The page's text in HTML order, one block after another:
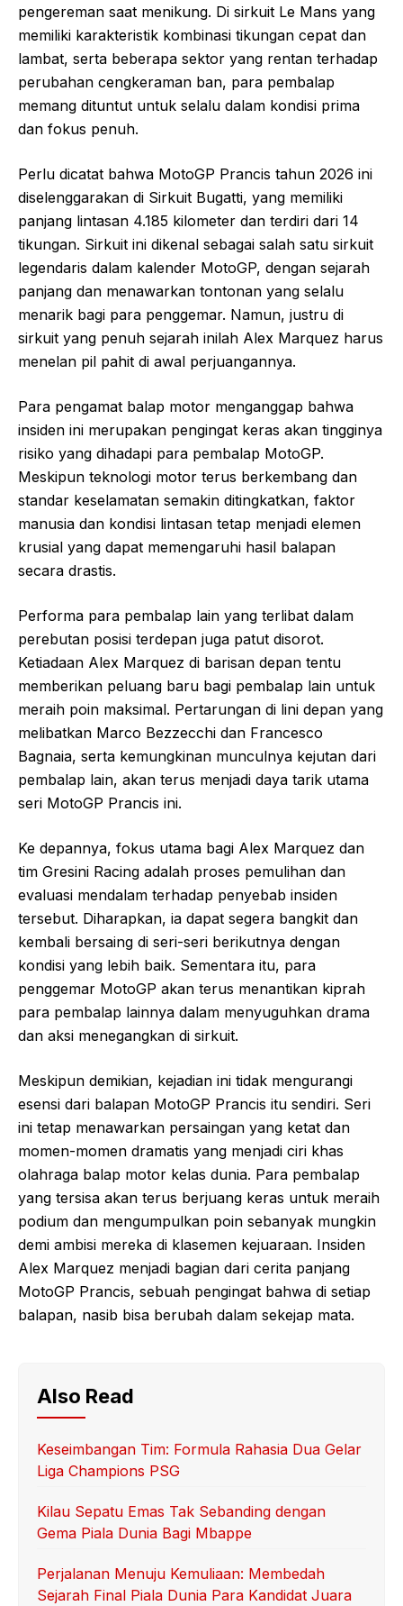
pengereman saat menikung. Di sirkuit Le Mans yang
memiliki karakteristik kombinasi tikungan cepat dan
lambat, serta beberapa sektor yang rentan terhadap
perubahan cengkeraman ban, para pembalap
memang dituntut untuk selalu dalam kondisi prima
dan fokus penuh.
Perlu dicatat bahwa MotoGP Prancis tahun 2026 ini
diselenggarakan di Sirkuit Bugatti, yang memiliki
panjang lintasan 4.185 kilometer dan terdiri dari 14
tikungan. Sirkuit ini dikenal sebagai salah satu sirkuit
legendaris dalam kalender MotoGP, dengan sejarah
panjang dan menawarkan tontonan yang selalu
menarik bagi para penggemar. Namun, justru di
sirkuit yang penuh sejarah inilah Alex Marquez harus
menelan pil pahit di awal perjuangannya.
Para pengamat balap motor menganggap bahwa
insiden ini merupakan pengingat keras akan tingginya
risiko yang dihadapi para pembalap MotoGP.
Meskipun teknologi motor terus berkembang dan
standar keselamatan semakin ditingkatkan, faktor
manusia dan kondisi lintasan tetap menjadi elemen
krusial yang dapat memengaruhi hasil balapan
secara drastis.
Performa para pembalap lain yang terlibat dalam
perebutan posisi terdepan juga patut disorot.
Ketiadaan Alex Marquez di barisan depan tentu
memberikan peluang baru bagi pembalap lain untuk
meraih poin maksimal. Pertarungan di lini depan yang
melibatkan Marco Bezzecchi dan Francesco
Bagnaia, serta kemungkinan munculnya kejutan dari
pembalap lain, akan terus menjadi daya tarik utama
seri MotoGP Prancis ini.
Ke depannya, fokus utama bagi Alex Marquez dan
tim Gresini Racing adalah proses pemulihan dan
evaluasi mendalam terhadap penyebab insiden
tersebut. Diharapkan, ia dapat segera bangkit dan
kembali bersaing di seri-seri berikutnya dengan
kondisi yang lebih baik. Sementara itu, para
penggemar MotoGP akan terus menantikan kiprah
para pembalap lainnya dalam menyuguhkan drama
dan aksi menegangkan di sirkuit.
Meskipun demikian, kejadian ini tidak mengurangi
esensi dari balapan MotoGP Prancis itu sendiri. Seri
ini tetap menawarkan persaingan yang ketat dan
momen-momen dramatis yang menjadi ciri khas
olahraga balap motor kelas dunia. Para pembalap
yang tersisa akan terus berjuang keras untuk meraih
podium dan mengumpulkan poin sebanyak mungkin
demi ambisi mereka di klasemen kejuaraan. Insiden
Alex Marquez menjadi bagian dari cerita panjang
MotoGP Prancis, sebuah pengingat bahwa di setiap
balapan, nasib bisa berubah dalam sekejap mata.
Also Read
Keseimbangan Tim: Formula Rahasia Dua Gelar
Liga Champions PSG
Kilau Sepatu Emas Tak Sebanding dengan
Gema Piala Dunia Bagi Mbappe
Perjalanan Menuju Kemuliaan: Membedah
Sejarah Final Piala Dunia Para Kandidat Juara